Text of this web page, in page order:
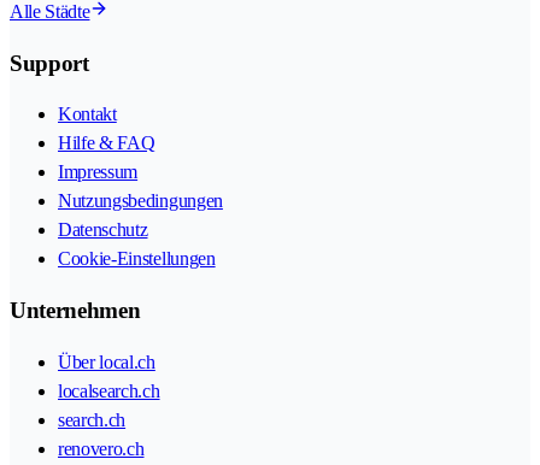
Alle Städte
Support
Kontakt
Hilfe & FAQ
Impressum
Nutzungsbedingungen
Datenschutz
Cookie-Einstellungen
Unternehmen
Über local.ch
localsearch.ch
search.ch
renovero.ch